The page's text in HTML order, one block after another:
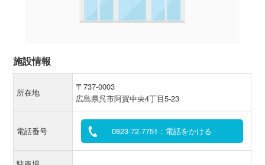
施設情報
所在地
〒737-0003
広島県呉市阿賀中央4丁目5-23
電話番号 0823-72-7751：電話をかける